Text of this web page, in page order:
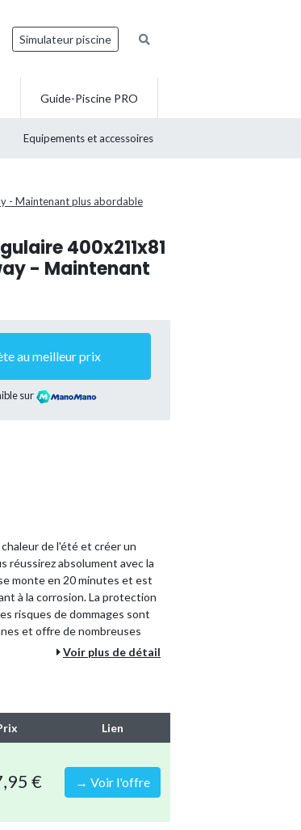
Simulateur piscine
Equipements et accessoires
Guide-Piscine PRO
- Maintenant plus abordable
400x211x81
- Maintenant
au meilleur prix
sur
de l'été et créer un
réussirez absolument avec la
monte en 20 minutes et est
à la corrosion. La protection
risques de dommages sont
et offre de nombreuses
kit contient tout ce dont vous
Voir plus de détail
Lien
€ → Voir l'offre